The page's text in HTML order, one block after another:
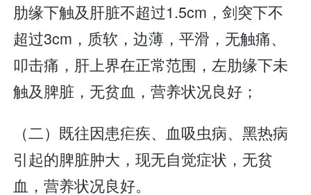
肋缘下触及肝脏不超过1.5cm，剑突下不
超过3cm，质软，边薄，平滑，无触痛、
叩击痛，肝上界在正常范围，左肋缘下未
触及脾脏，无贫血，营养状况良好；
（二）既往因患疟疾、血吸虫病、黑热病
引起的脾脏肿大，现无自觉症状，无贫
血，营养状况良好。